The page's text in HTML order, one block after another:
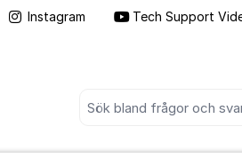
Instagram Tech Support